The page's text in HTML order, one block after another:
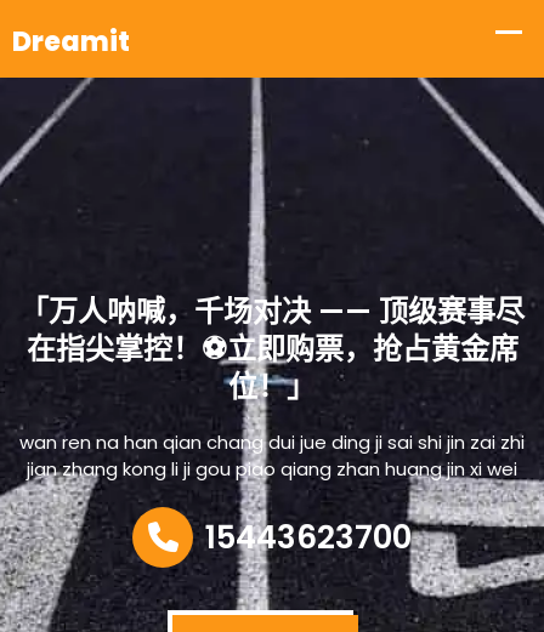
「万人呐喊，千场对决 —— 顶级赛事尽
在指尖掌控！⚽立即购票，抢占黄金席
位！」
wan ren na han qian chang dui jue ding ji sai shi jin zai zhi
jian zhang kong li ji gou piao qiang zhan huang jin xi wei
15443623700